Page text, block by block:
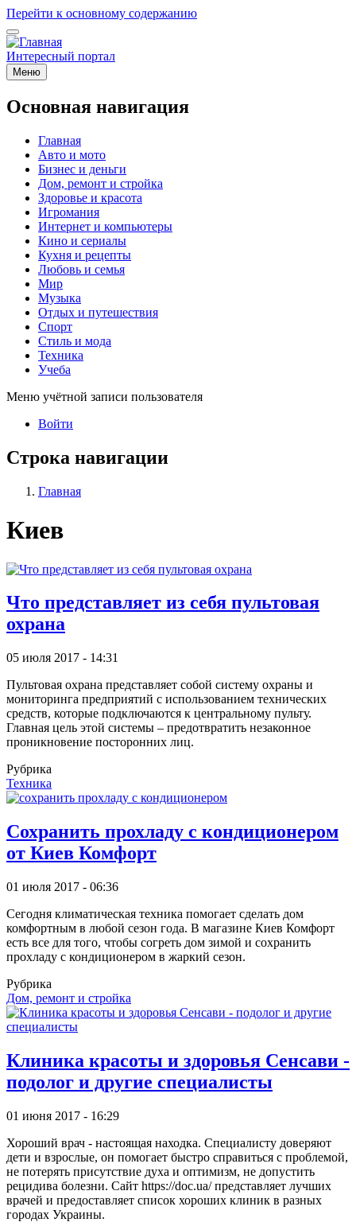
Перейти к основному содержанию
Интересный портал
Меню
Основная навигация
Главная
Авто и мото
Бизнес и деньги
Дом, ремонт и стройка
Здоровье и красота
Игромания
Интернет и компьютеры
Кино и сериалы
Кухня и рецепты
Любовь и семья
Мир
Музыка
Отдых и путешествия
Спорт
Стиль и мода
Техника
Учеба
Меню учётной записи пользователя
Войти
Строка навигации
Главная
Киев
Что представляет из себя пультовая
охрана
05 июля 2017 - 14:31
Пультовая охрана представляет собой систему охраны и
мониторинга предприятий с использованием технических
средств, которые подключаются к центральному пульту.
Главная цель этой системы – предотвратить незаконное
проникновение посторонних лиц.
Рубрика
Техника
Сохранить прохладу с кондиционером
от Киев Комфорт
01 июля 2017 - 06:36
Сегодня климатическая техника помогает сделать дом
комфортным в любой сезон года. В магазине Киев Комфорт
есть все для того, чтобы согреть дом зимой и сохранить
прохладу с кондиционером в жаркий сезон.
Рубрика
Дом, ремонт и стройка
Клиника красоты и здоровья Сенсави -
подолог и другие специалисты
01 июня 2017 - 16:29
Хороший врач - настоящая находка. Специалисту доверяют
дети и взрослые, он помогает быстро справиться с проблемой,
не потерять присутствие духа и оптимизм, не допустить
рецидива болезни. Сайт https://doc.ua/ представляет лучших
врачей и предоставляет список хороших клиник в разных
городах Украины.